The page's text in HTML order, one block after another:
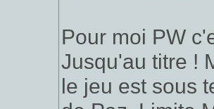
Pour moi PW
Jusqu'au titre !
le jeu est sous